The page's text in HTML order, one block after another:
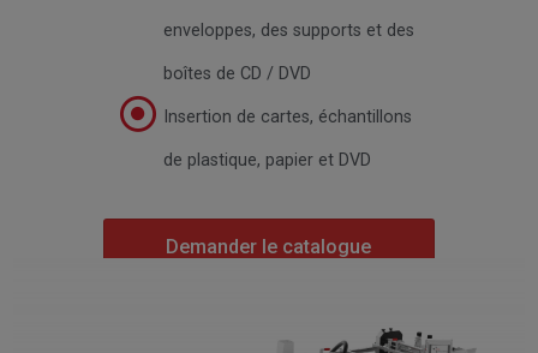
enveloppes, des supports et des
boîtes de CD / DVD
Insertion de cartes, échantillons
de plastique, papier et DVD
Demander le catalogue